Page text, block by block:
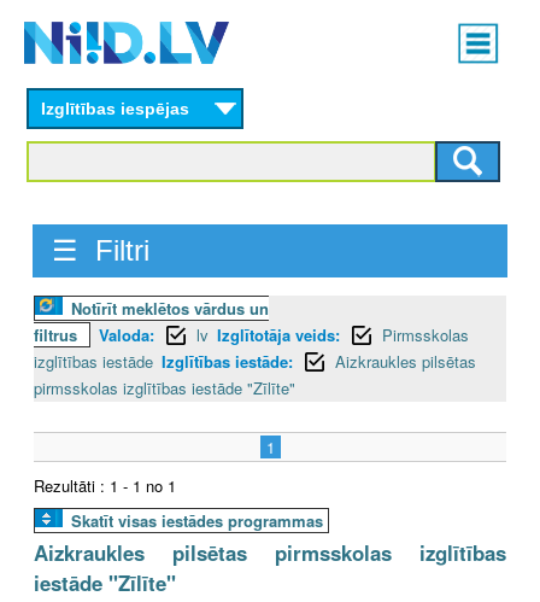
content
Main
menu
Izglītības iespējas
☰ Filtri
Notīrīt meklētos vārdus un
filtrus
Valoda: lv Izglītotāja veids:
Pirmsskolas
izglītības iestāde Izglītības iestāde:
Aizkraukles pilsētas
pirmsskolas izglītības iestāde "Zīlīte"
1
Rezultāti : 1 - 1 no 1
Skatīt visas iestādes programmas
Aizkraukles pilsētas pirmsskolas izglītības
iestāde "Zīlīte"